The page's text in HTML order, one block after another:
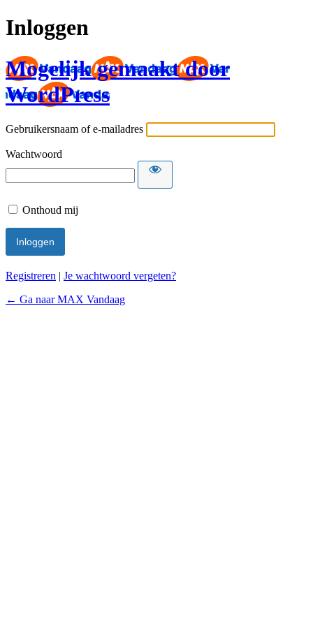
Inloggen
Mogelijk gemaakt door
WordPress
Gebruikersnaam of e-mailadres
Wachtwoord
Onthoud mij
Registreren | Je wachtwoord vergeten?
← Ga naar MAX Vandaag